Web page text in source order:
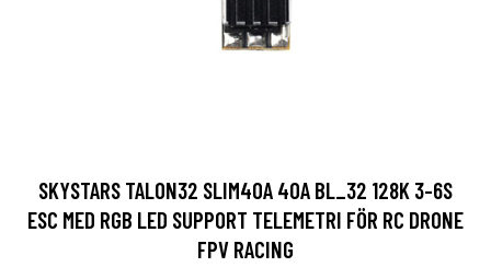
SKYSTARS TALON32 SLIM40A 40A BL_32 128K 3-6S
ESC MED RGB LED SUPPORT TELEMETRI FÖR RC DRONE
FPV RACING